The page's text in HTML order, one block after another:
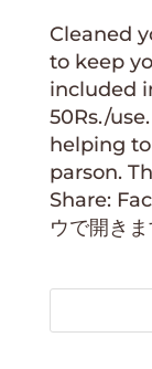
Cleaned
to keep
included
50Rs./
helping
parson.
Share:
ウで開きま